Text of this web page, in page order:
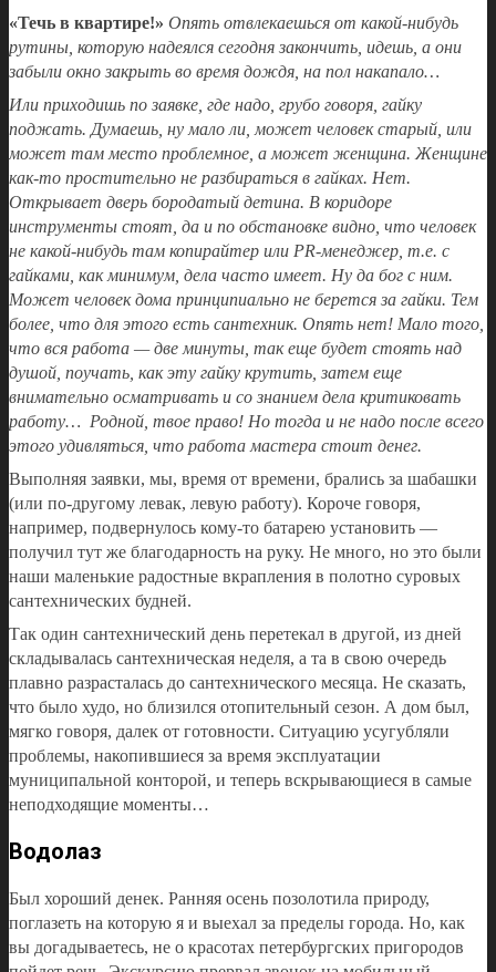
«Течь в квартире!» Опять отвлекаешься от какой-нибудь
рутины, которую надеялся сегодня закончить, идешь, а они
забыли окно закрыть во время дождя, на пол накапало…
Или приходишь по заявке, где надо, грубо говоря, гайку
поджать. Думаешь, ну мало ли, может человек старый, или
может там место проблемное, а может женщина. Женщине
как-то простительно не разбираться в гайках. Нет.
Открывает дверь бородатый детина. В коридоре
инструменты стоят, да и по обстановке видно, что человек
не какой-нибудь там копирайтер или PR-менеджер, т.е. с
гайками, как минимум, дела часто имеет. Ну да бог с ним.
Может человек дома принципиально не берется за гайки. Тем
более, что для этого есть сантехник. Опять нет! Мало того,
что вся работа — две минуты, так еще будет стоять над
душой, поучать, как эту гайку крутить, затем еще
внимательно осматривать и со знанием дела критиковать
работу… Родной, твое право! Но тогда и не надо после всего
этого удивляться, что работа мастера стоит денег.
Выполняя заявки, мы, время от времени, брались за шабашки
(или по-другому левак, левую работу). Короче говоря,
например, подвернулось кому-то батарею установить —
получил тут же благодарность на руку. Не много, но это были
наши маленькие радостные вкрапления в полотно суровых
сантехнических будней.
Так один сантехнический день перетекал в другой, из дней
складывалась сантехническая неделя, а та в свою очередь
плавно разрасталась до сантехнического месяца. Не сказать,
что было худо, но близился отопительный сезон. А дом был,
мягко говоря, далек от готовности. Ситуацию усугубляли
проблемы, накопившиеся за время эксплуатации
муниципальной конторой, и теперь вскрывающиеся в самые
неподходящие моменты…
Водолаз
Был хороший денек. Ранняя осень позолотила природу,
поглазеть на которую я и выехал за пределы города. Но, как
вы догадываетесь, не о красотах петербургских пригородов